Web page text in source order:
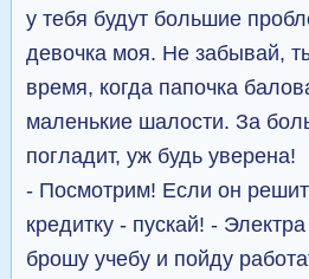
у тебя будут большие
девочка моя. Не забывай,
время, когда папочка
маленькие шалости. За
погладит, уж будь уверена!
- Посмотрим! Если он
кредитку - пускай! -
брошу учебу и пойду